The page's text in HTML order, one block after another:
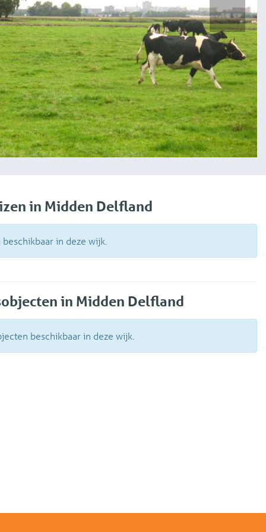
in Midden Delfland
in deze wijk.
in Midden Delfland
beschikbaar in deze wijk.